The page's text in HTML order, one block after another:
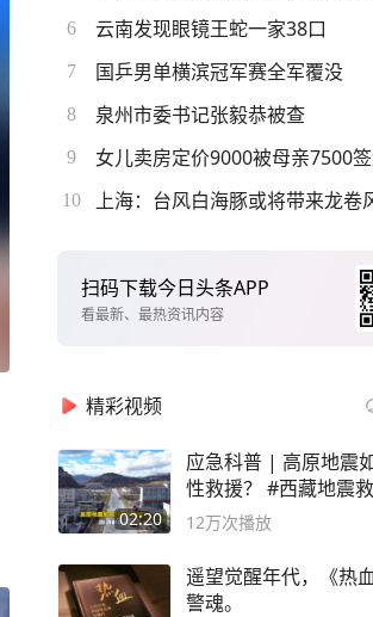
6 云南发现眼镜王蛇一家38口
7 国乒男单横滨冠军赛全军覆没
8 泉州市委书记张毅恭被查
9 女儿卖房定价9000被母亲7500
10 上海：台风白海豚或将带来龙卷
扫码下载今日头条APP
看最新、最热资讯内容
精彩视频
02:20
应急科普 | 高原地震
性救援？ #西藏地震
12万次播放
遥望觉醒年代，《热
警魂。